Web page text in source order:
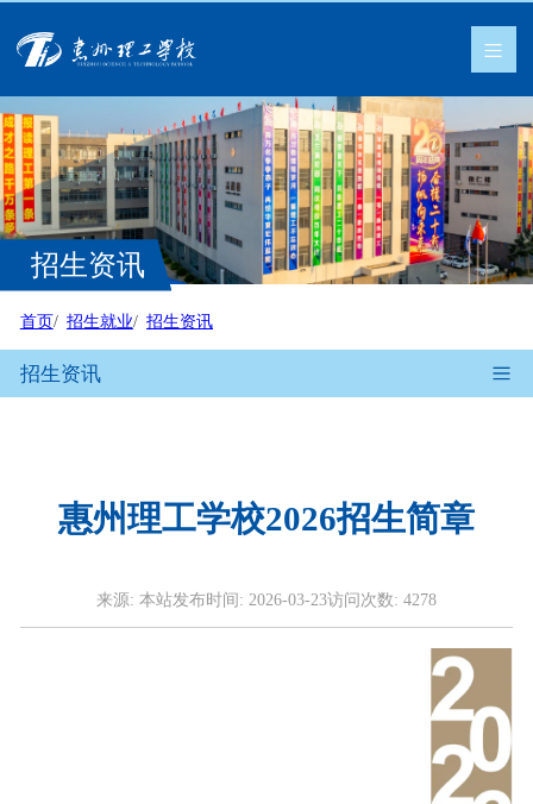
招生资讯
首页 招生就业 招生资讯
招生资讯
惠州理工学校2026招生简章
来源: 本站发布时间: 2026-03-23访问次数: 4278